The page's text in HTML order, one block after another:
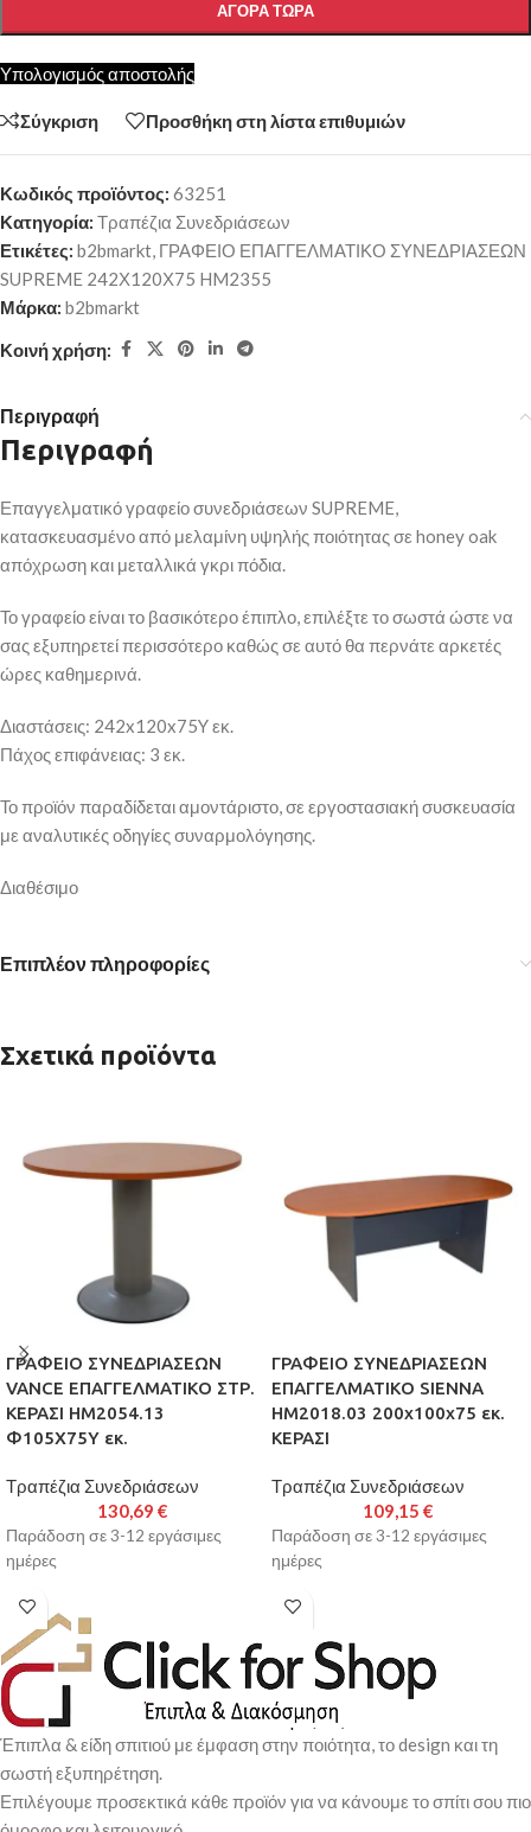
ΑΓΟΡΆ ΤΏΡΑ
Υπολογισμός αποστολής
Σύγκριση Προσθήκη στη λίστα επιθυμιών
Κωδικός προϊόντος: 63251
Κατηγορία: Τραπέζια Συνεδριάσεων
Ετικέτες: b2bmarkt, ΓΡΑΦΕΙΟ ΕΠΑΓΓΕΛΜΑΤΙΚΟ ΣΥΝΕΔΡΙΑΣΕΩΝ
SUPREME 242Χ120Χ75 HM2355
Μάρκα: b2bmarkt
Κοινή χρήση:
Περιγραφή
Περιγραφή
Επαγγελματικό γραφείο συνεδριάσεων SUPREME,
κατασκευασμένο από μελαμίνη υψηλής ποιότητας σε honey oak
απόχρωση και μεταλλικά γκρι πόδια.
Το γραφείο είναι το βασικότερο έπιπλο, επιλέξτε το σωστά ώστε να
σας εξυπηρετεί περισσότερο καθώς σε αυτό θα περνάτε αρκετές
ώρες καθημερινά.
Διαστάσεις: 242x120x75Y εκ.
Πάχος επιφάνειας: 3 εκ.
Το προϊόν παραδίδεται αμοντάριστο, σε εργοστασιακή συσκευασία
με αναλυτικές οδηγίες συναρμολόγησης.
Διαθέσιμο
Επιπλέον πληροφορίες
Σχετικά προϊόντα
ΓΡΑΦΕΙΟ ΣΥΝΕΔΡΙΑΣΕΩΝ
VANCE ΕΠΑΓΓΕΛΜΑΤΙΚΟ ΣΤΡ.
ΚΕΡΑΣΙ HM2054.13
Φ105Χ75Υ εκ.
Τραπέζια Συνεδριάσεων
130,69 €
Παράδοση σε 3-12 εργάσιμες
ημέρες
ΓΡΑΦΕΙΟ ΣΥΝΕΔΡΙΑΣΕΩΝ
ΕΠΑΓΓΕΛΜΑΤΙΚΟ SIENNA
HM2018.03 200x100x75 εκ.
ΚΕΡΑΣΙ
Τραπέζια Συνεδριάσεων
109,15 €
Παράδοση σε 3-12 εργάσιμες
ημέρες
Έπιπλα & είδη σπιτιού με έμφαση στην ποιότητα, το design και τη
σωστή εξυπηρέτηση.
Επιλέγουμε προσεκτικά κάθε προϊόν για να κάνουμε το σπίτι σου πιο